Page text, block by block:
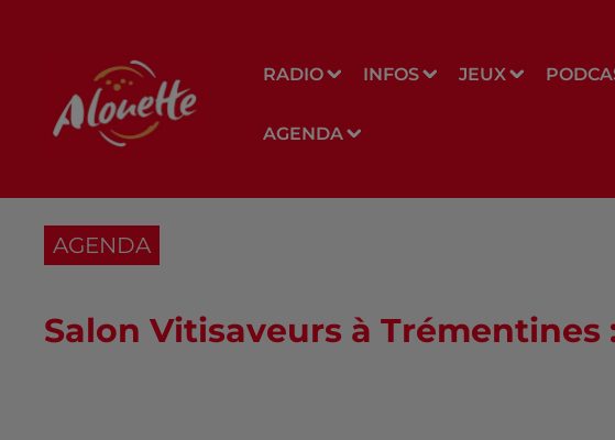
RADIO INFOS JEUX
AGENDA
AGENDA
Salon Vitisaveurs à Trémentines